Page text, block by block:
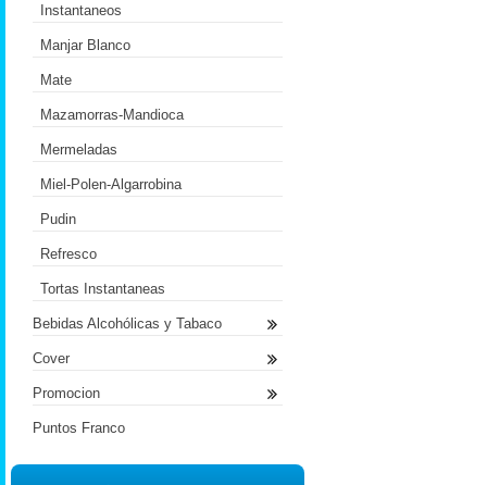
Instantaneos
Manjar Blanco
Mate
Mazamorras-Mandioca
Mermeladas
Miel-Polen-Algarrobina
Pudin
Refresco
Tortas Instantaneas
Bebidas Alcohólicas y Tabaco
Cover
Promocion
Puntos Franco